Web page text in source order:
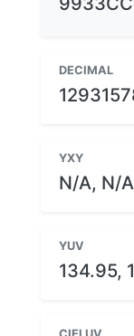
DECIMAL
YXY
N/A, N/
YUV
134.95,
CIELUV